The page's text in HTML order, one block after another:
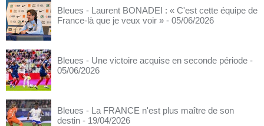
Bleues - Laurent BONADEI : « C'est cette équipe de
France-là que je veux voir » - 05/06/2026
Bleues - Une victoire acquise en seconde période -
05/06/2026
Bleues - La FRANCE n'est plus maître de son
destin - 19/04/2026